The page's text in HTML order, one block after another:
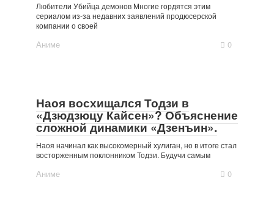
Любители Убийца демонов Многие гордятся этим
сериалом из-за недавних заявлений продюсерской
компании о своей
Аниме 0
Наоя восхищался Тодзи в
«Дзюдзюцу Кайсен»? Объяснение
сложной динамики «Дзенъин».
Наоя начинал как высокомерный хулиган, но в итоге стал
восторженным поклонником Тодзи. Будучи самым
Аниме 0